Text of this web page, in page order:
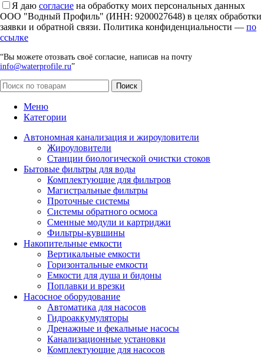
Я даю согласие на обработку моих персональных данных
ООО "Водный Профиль" (ИНН: 9200027648) в целях обработки
заявки и обратной связи. Политика конфиденциальности — по
ссылке
“Вы можете отозвать своё согласие, написав на почту
info@waterprofile.ru”
Поиск
Меню
Категории
Автономная канализация и жироуловители
Жироуловители
Станции биологической очистки стоков
Бытовые фильтры для воды
Комплектующие для фильтров
Магистральные фильтры
Проточные системы
Системы обратного осмоса
Сменные модули и картриджи
Фильтры-кувшины
Накопительные емкости
Вертикальные емкости
Горизонтальные емкости
Емкости для душа и бидоны
Поплавки и врезки
Насосное оборудование
Автоматика для насосов
Гидроаккумуляторы
Дренажные и фекальные насосы
Канализационные установки
Комплектующие для насосов